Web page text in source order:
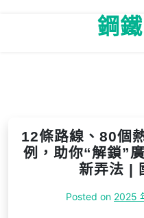
鋼
12條路線、80個
例，助你“解鎖”
新弄法 |
Posted on 2025